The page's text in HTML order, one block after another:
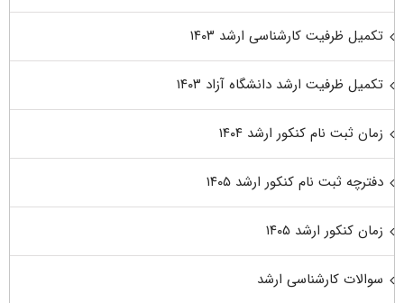
تکمیل ظرفیت کارشناسی ارشد ۱۴۰۳
تکمیل ظرفیت ارشد دانشگاه آزاد ۱۴۰۳
زمان ثبت نام کنکور ارشد ۱۴۰۴
دفترچه ثبت نام کنکور ارشد ۱۴۰۵
زمان کنکور ارشد ۱۴۰۵
سوالات کارشناسی ارشد